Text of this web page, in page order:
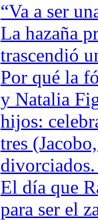
“Va a ser
La hazaña
trascendió
Por qué la
y Natalia
hijos:
tres
El día que
para ser el